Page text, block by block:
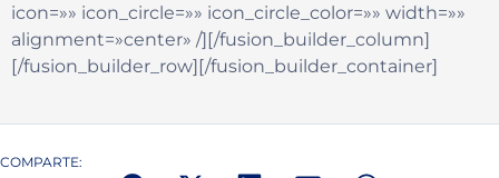
icon=»» icon_circle=»» icon_circle_color=»» width=»»
alignment=»center» /][/fusion_builder_column]
[/fusion_builder_row][/fusion_builder_container]
COMPARTE: